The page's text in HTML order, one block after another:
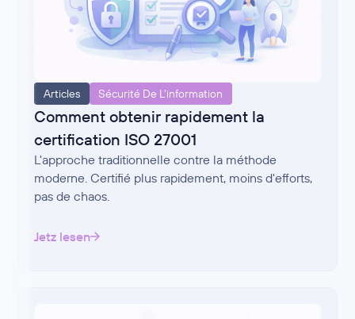
Articles Sécurité De L'information
Comment obtenir rapidement la
certification ISO 27001
L'approche traditionnelle contre la méthode
moderne. Certifié plus rapidement, moins d'efforts,
pas de chaos.
Jetz lesen